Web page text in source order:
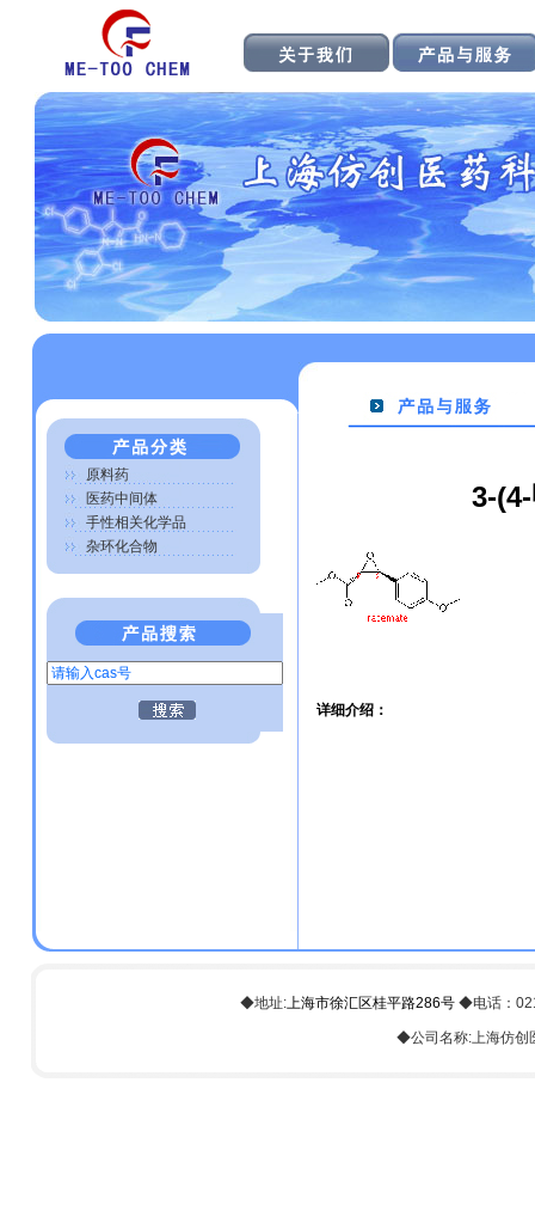
原料药
医药中间体
手性相关化学品
杂环化合物
3-
详细介绍：
◆地址:上海市徐汇区桂平路286号 ◆电话：
◆公司名称:上海仿创